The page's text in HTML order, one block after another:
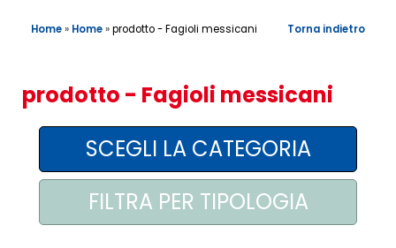
CONTATTI
AREA AGENTI
Home» Home»prodotto - Fagioli messicani Torna indietro
prodotto - Fagioli messicani